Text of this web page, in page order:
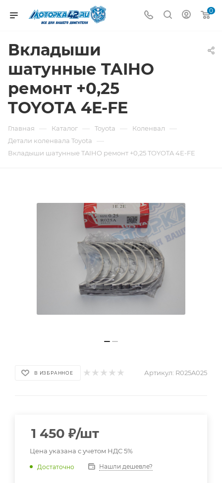
0
Вкладыши
шатунные TAIHO
ремонт +0,25
TOYOTA 4E-FE
Главная — Каталог — Toyota — Коленвал —
Детали коленвала Toyota —
Вкладыши шатунные TAIHO ремонт +0,25 TOYOTA 4E-FE
В ИЗБРАННОЕ Артикул: R025A025
1 450 ₽/шт
Цена указана с учетом НДС 5%
Достаточно Нашли дешевле?